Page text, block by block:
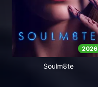
2026
Soulm8te